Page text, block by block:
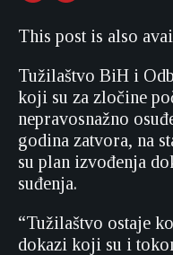
This post is also
Tužilaštvo BiH i
koji su za zločine
nepravosnažno
godina zatvora, na
su plan izvođenja
suđenja.
“Tužilaštvo ostaje
dokazi koji su i